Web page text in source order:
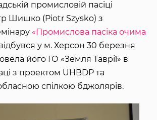
промисловій пасіці
Шишко (Piotr Szysko) з
«Промислова пасіка очима
відбувся у м. Херсон 30 березня
його ГО «Земля Таврії» в
з проектом UHBDP та
спілкою бджолярів.